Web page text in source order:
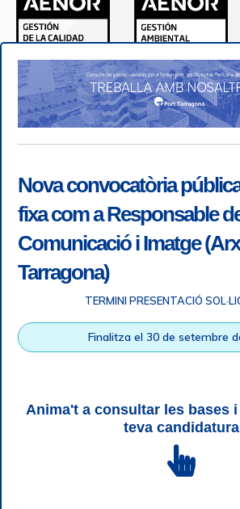
Nova convocatòria
fixa com a Responsable
Comunicació i Imatge
Tarragona)
TERMINI PRESENTACIÓ
Finalitza el 30 de setembre
Anima't a consultar les bases
teva candidatura